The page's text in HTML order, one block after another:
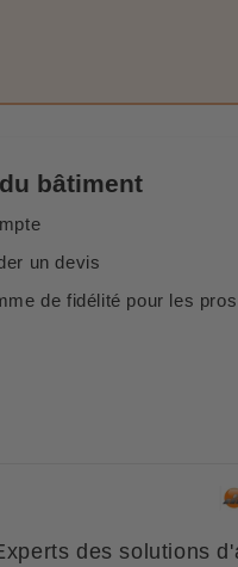
bâtiment
un devis
de fidélité pour les pros
des solutions